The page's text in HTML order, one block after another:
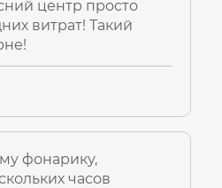
заряду ліхтаря:
кріплення.
центр просто
витрат! Такий
фонарику,
часов